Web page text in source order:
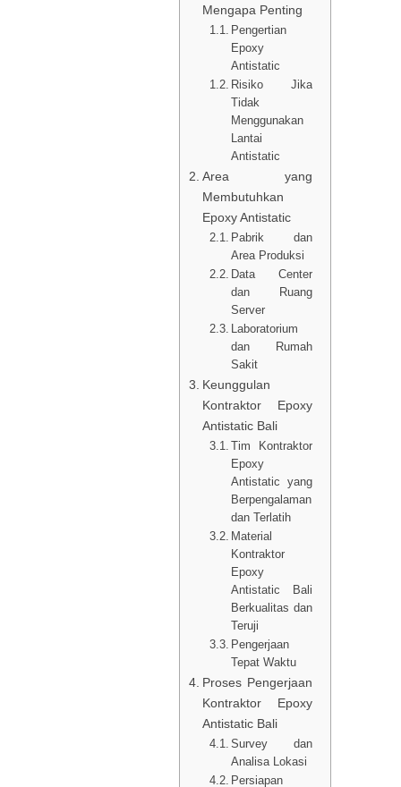
Mengapa Penting
Pengertian
Epoxy
Antistatic
Risiko Jika
Tidak
Menggunakan
Lantai
Antistatic
Area yang
Membutuhkan
Epoxy Antistatic
Pabrik dan
Area Produksi
Data Center
dan Ruang
Server
Laboratorium
dan Rumah
Sakit
Keunggulan
Kontraktor Epoxy
Antistatic Bali
Tim Kontraktor
Epoxy
Antistatic yang
Berpengalaman
dan Terlatih
Material
Kontraktor
Epoxy
Antistatic Bali
Berkualitas dan
Teruji
Pengerjaan
Tepat Waktu
Proses Pengerjaan
Kontraktor Epoxy
Antistatic Bali
Survey dan
Analisa Lokasi
Persiapan